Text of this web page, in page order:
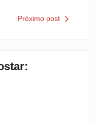
Próximo post